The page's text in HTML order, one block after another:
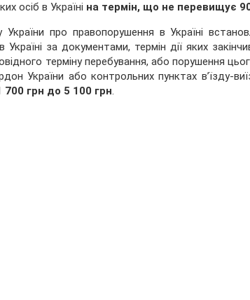
осіб в Україні на термін, що не перевищує
про правопорушення в Україні
Україні за документами, термін дії яких
терміну перебування, або порушення
України або контрольних пунктах в’їзду-
700 грн до 5 100 грн.